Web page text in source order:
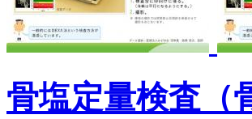
骨塩定量検査（